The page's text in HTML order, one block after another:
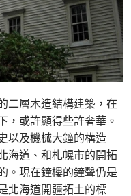
二層木造結構建築，在
，或許顯得些許奢華。
以及機械大鐘的構造
海道、和札幌市的開拓
。現在鐘樓的鐘聲仍是
北海道開疆拓土的標